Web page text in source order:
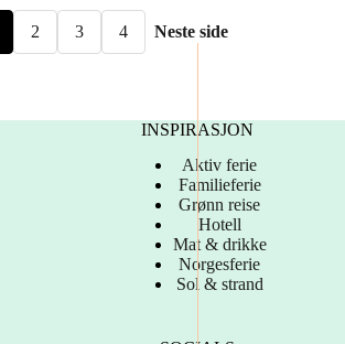
2 3 4 Neste side
INSPIRASJON
Aktiv ferie
Familieferie
Grønn reise
Hotell
Mat & drikke
Norgesferie
Sol & strand